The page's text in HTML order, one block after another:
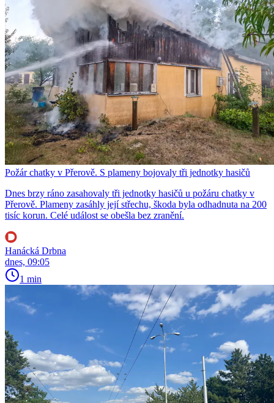
Požár chatky v Přerově. S plameny bojovaly tři jednotky hasičů
Dnes brzy ráno zasahovaly tři jednotky hasičů u požáru chatky v
Přerově. Plameny zasáhly její střechu, škoda byla odhadnuta na 200
tisíc korun. Celé událost se obešla bez zranění.
Hanácká Drbna
dnes, 09:05
1 min